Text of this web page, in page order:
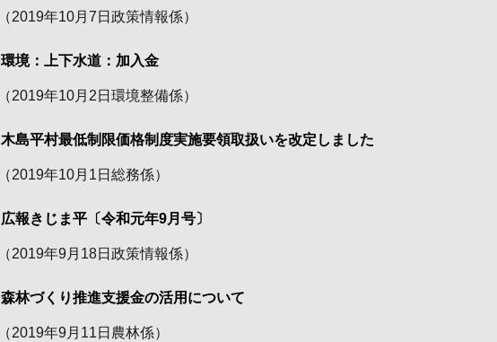
（2019年10月7日 政策情報係）
環境：上下水道：加入金
（2019年10月2日 環境整備係）
木島平村最低制限価格制度実施要領取扱いを改定しました
（2019年10月1日 総務係）
広報きじま平〔令和元年9月号〕
（2019年9月18日 政策情報係）
森林づくり推進支援金の活用について
（2019年9月11日 農林係）